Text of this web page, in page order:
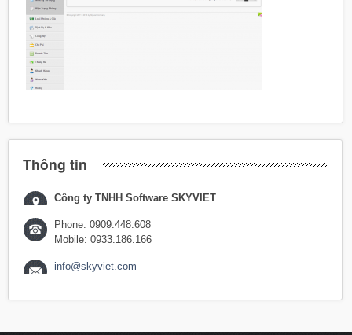
Thông tin
Công ty TNHH Software SKYVIET
Phone: 0909.448.608
Mobile: 0933.186.166
info@skyviet.com